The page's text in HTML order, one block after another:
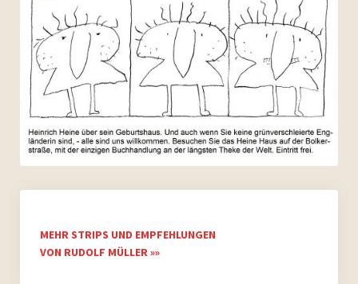
MEHR STRIPS UND EMPFEHLUNGEN
VON RUDOLF MÜLLER »»